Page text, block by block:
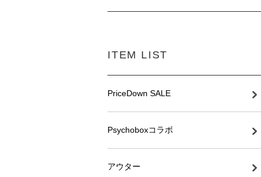
ITEM LIST
PriceDown SALE
Psychoboxコラボ
アウター